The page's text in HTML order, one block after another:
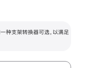
支架转换器可选，以满足